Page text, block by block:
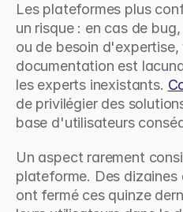
Les plateformes plus
un risque : en cas de
ou de besoin d'expertise,
documentation est
les experts inexistants.
de privilégier des
base d'utilisateurs
Un aspect rarement
plateforme. Des dizaines
ont fermé ces quinze